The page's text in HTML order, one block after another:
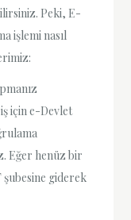
Peki, E-
işlemi nasıl
için e-Devlet
Eğer henüz bir
giderek